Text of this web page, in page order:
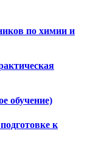
по химии и
к